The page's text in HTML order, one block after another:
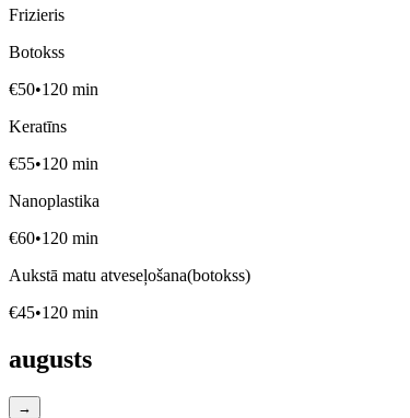
Frizieris
Botokss
€50•120 min
Keratīns
€55•120 min
Nanoplastika
€60•120 min
Aukstā matu atveseļošana(botokss)
€45•120 min
augusts
→